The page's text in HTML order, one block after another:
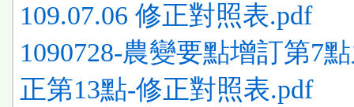
109.07.06 修正對照表.pdf
1090728-農變要點增訂第7
正第13點-修正對照表.pdf